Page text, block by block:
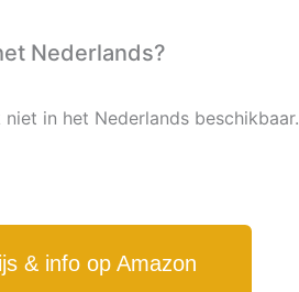
Nederlands?
in het Nederlands beschikbaar.
& info op Amazon